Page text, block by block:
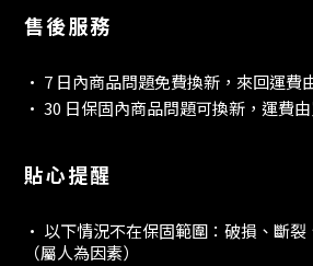
售後服務
• 7 日內商品問題免費換新，來回運費
• 30 日保固內商品問題可換新，運費
貼心提醒
• 以下情況不在保固範圍：破損、斷裂
（屬人為因素）